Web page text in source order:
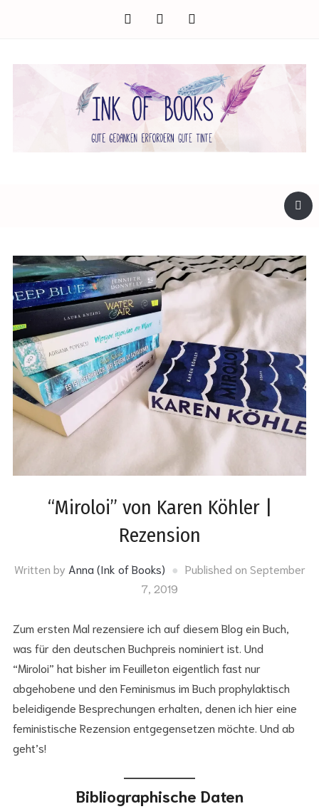
facebook twitter instagram
“Miroloi” von Karen Köhler |
Rezension
Written by Anna (Ink of Books) Published on September
7, 2019
Zum ersten Mal rezensiere ich auf diesem Blog ein Buch,
was für den deutschen Buchpreis nominiert ist. Und
“Miroloi” hat bisher im Feuilleton eigentlich fast nur
abgehobene und den Feminismus im Buch prophylaktisch
beleidigende Besprechungen erhalten, denen ich hier eine
feministische Rezension entgegensetzen möchte. Und ab
geht’s!
Bibliographische Daten